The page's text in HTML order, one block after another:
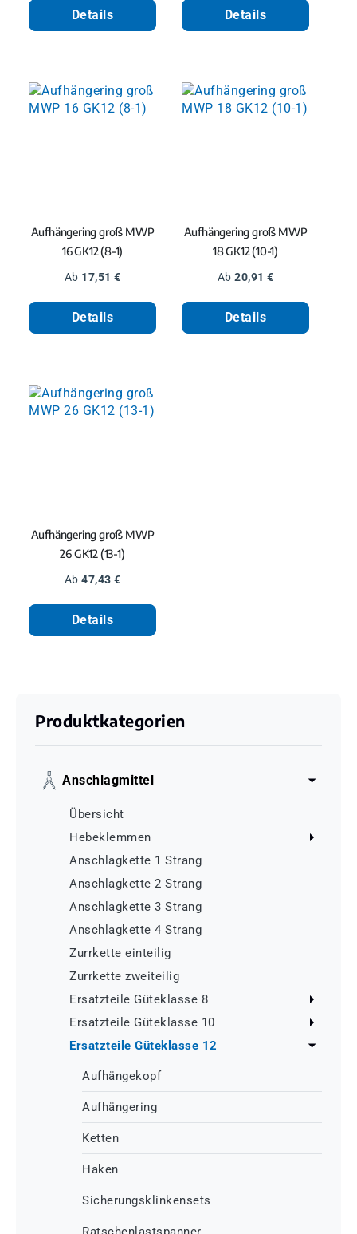
Details Details
Aufhängering groß MWP
16 GK12 (8-1)
Regulärer Preis:
Ab 17,51 €
Details
Aufhängering groß MWP
18 GK12 (10-1)
Regulärer Preis:
Ab 20,91 €
Details
Aufhängering groß MWP
26 GK12 (13-1)
Regulärer Preis:
Ab 47,43 €
Details
Produktkategorien
Anschlagmittel
Übersicht
Hebeklemmen
Anschlagkette 1 Strang
Anschlagkette 2 Strang
Anschlagkette 3 Strang
Anschlagkette 4 Strang
Zurrkette einteilig
Zurrkette zweiteilig
Ersatzteile Güteklasse 8
Ersatzteile Güteklasse 10
Ersatzteile Güteklasse 12
Aufhängekopf
Aufhängering
Ketten
Haken
Sicherungsklinkensets